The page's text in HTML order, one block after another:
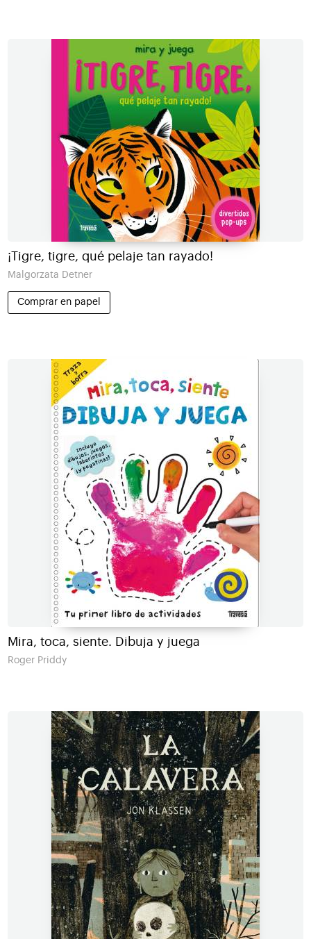
¡Tigre, tigre, qué pelaje tan rayado!
Malgorzata Detner
Comprar en papel
Mira, toca, siente. Dibuja y juega
Roger Priddy